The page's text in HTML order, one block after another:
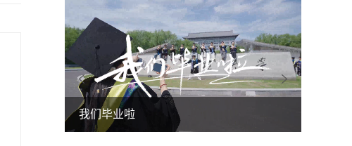
我们毕业啦